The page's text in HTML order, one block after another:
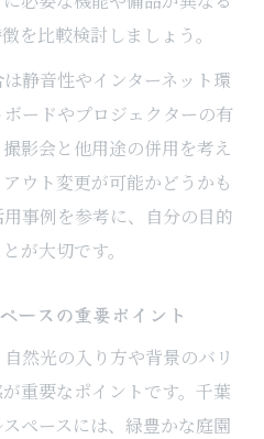
を比較検討しましょう。
静音性やインターネット環
ードやプロジェクターの有
影会と他用途の併用を考え
ウト変更が可能かどうかも
事例を参考に、自分の目的
が大切です。
ースの重要ポイント
然光の入り方や背景のバリ
重要なポイントです。千葉
ペースには、緑豊かな庭園